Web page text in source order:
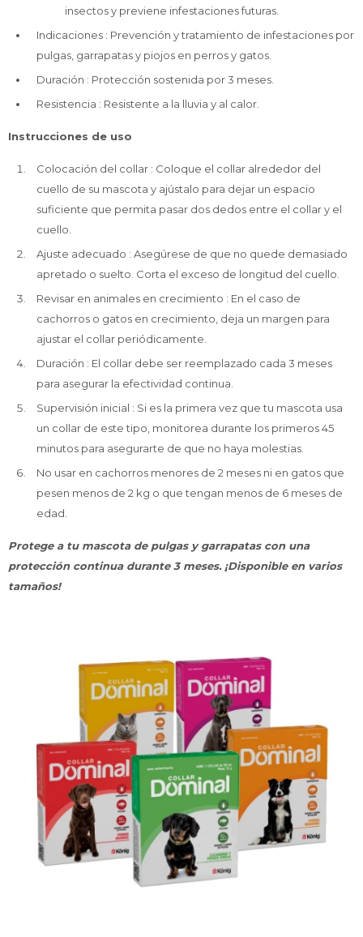
insectos y previene infestaciones futuras.
Indicaciones : Prevención y tratamiento de infestaciones por
pulgas, garrapatas y piojos en perros y gatos.
Duración : Protección sostenida por 3 meses.
Resistencia : Resistente a la lluvia y al calor.
Instrucciones de uso
Colocación del collar : Coloque el collar alrededor del
cuello de su mascota y ajústalo para dejar un espacio
suficiente que permita pasar dos dedos entre el collar y el
cuello.
Ajuste adecuado : Asegúrese de que no quede demasiado
apretado o suelto. Corta el exceso de longitud del cuello.
Revisar en animales en crecimiento : En el caso de
cachorros o gatos en crecimiento, deja un margen para
ajustar el collar periódicamente.
Duración : El collar debe ser reemplazado cada 3 meses
para asegurar la efectividad continua.
Supervisión inicial : Si es la primera vez que tu mascota usa
un collar de este tipo, monitorea durante los primeros 45
minutos para asegurarte de que no haya molestias.
No usar en cachorros menores de 2 meses ni en gatos que
pesen menos de 2 kg o que tengan menos de 6 meses de
edad.
Protege a tu mascota de pulgas y garrapatas con una
protección continua durante 3 meses. ¡Disponible en varios
tamaños!